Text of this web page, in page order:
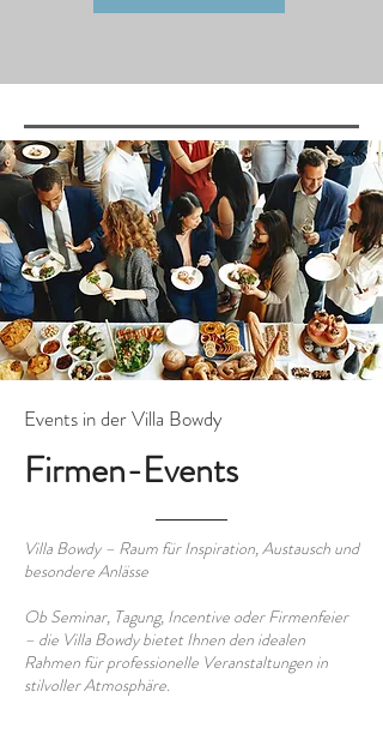
Events in der Villa Bowdy
Firmen-Events
Villa Bowdy – Raum für Inspiration, Austausch und
besondere Anlässe
Ob Seminar, Tagung, Incentive oder Firmenfeier
– die Villa Bowdy bietet Ihnen den idealen
Rahmen für professionelle Veranstaltungen in
stilvoller Atmosphäre.